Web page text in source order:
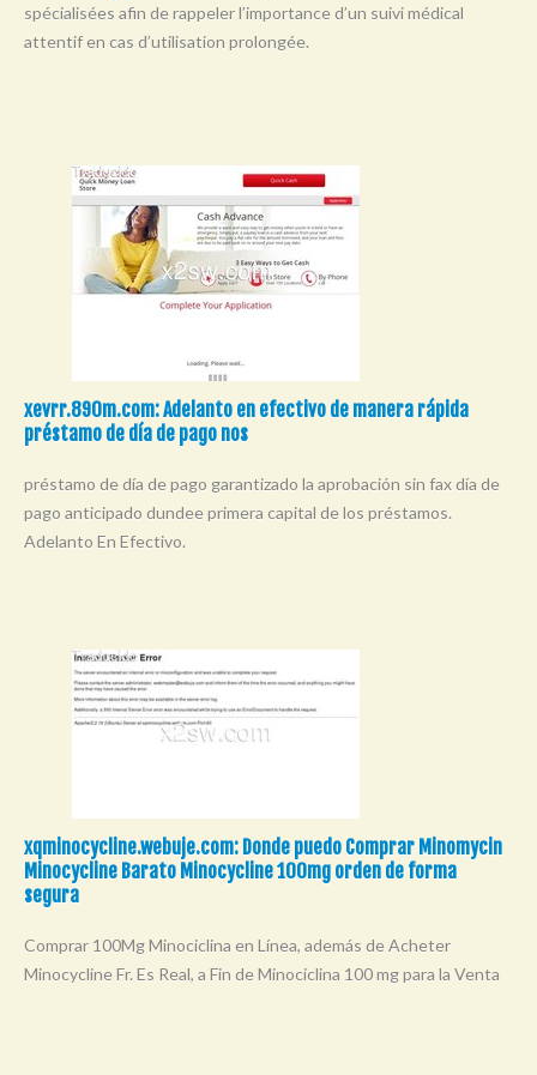
Y
spécialisées afin de rappeler l’importance d’un suivi médical
attentif en cas d’utilisation prolongée.
xevrr.890m.com: Adelanto en efectivo de manera rápida
préstamo de día de pago nos
préstamo de día de pago garantizado la aprobación sin fax día de
pago anticipado dundee primera capital de los préstamos.
Adelanto En Efectivo.
xqminocycline.webuje.com: Donde puedo Comprar Minomycin
Minocycline Barato Minocycline 100mg orden de forma
segura
Comprar 100Mg Minociclina en Línea, además de Acheter
Minocycline Fr. Es Real, a Fin de Minociclina 100 mg para la Venta